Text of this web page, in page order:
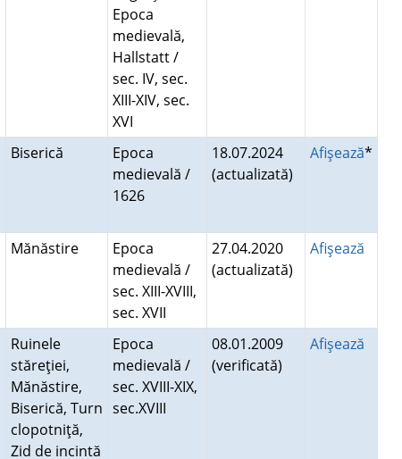
Epoca
medievală,
Hallstatt /
sec. IV, sec.
XIII-XIV, sec.
XVI
Biserică
Epoca
medievală /
1626
18.07.2024
(actualizată)
Afişează*
Mănăstire
Epoca
medievală /
sec. XIII-XVIII,
sec. XVII
27.04.2020
(actualizată)
Afişează
Ruinele
stăreţiei,
Mănăstire,
Biserică, Turn
clopotniţă,
Zid de incintă
Epoca
medievală /
sec. XVIII-XIX,
sec.XVIII
08.01.2009
(verificată)
Afişează